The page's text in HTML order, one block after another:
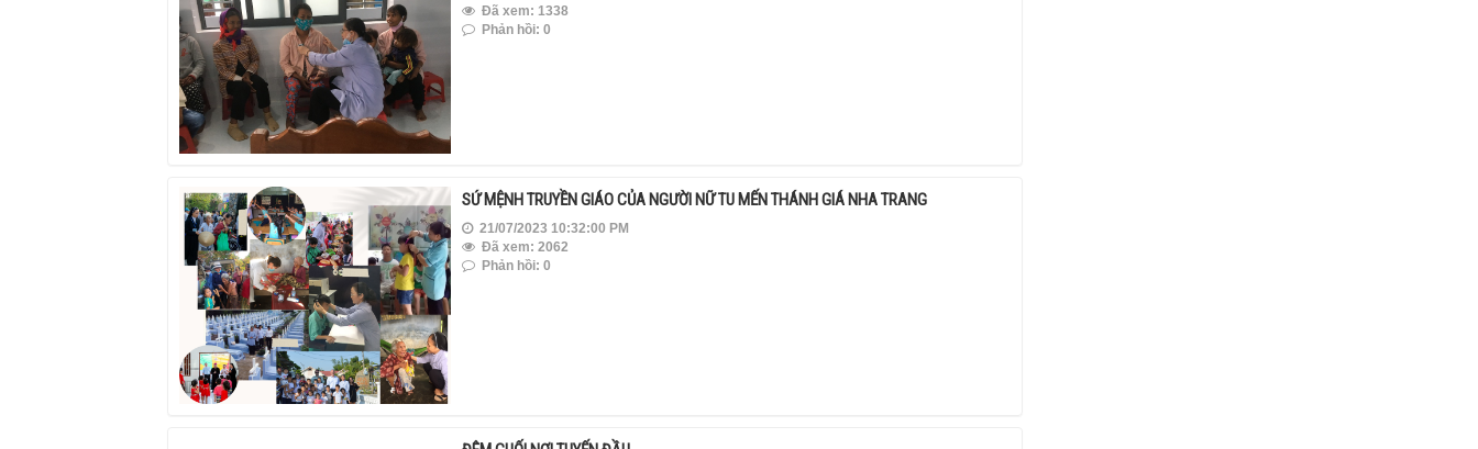
Đã xem: 1338
Phản hồi: 0
SỨ MỆNH TRUYỀN GIÁO CỦA NGƯỜI NỮ TU MẾN THÁNH GIÁ NHA TRANG
21/07/2023 10:32:00 PM
Đã xem: 2062
Phản hồi: 0